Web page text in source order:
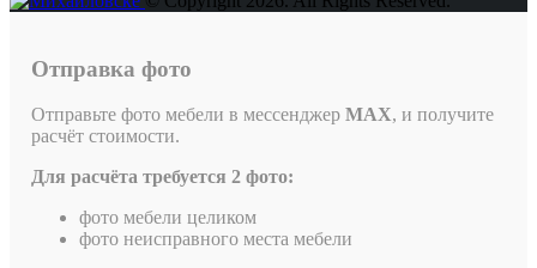
Отправка фото
Отправьте фото мебели в мессенджер MAX, и получите
расчёт стоимости.
Для расчёта требуется 2 фото:
фото мебели целиком
фото неисправного места мебели